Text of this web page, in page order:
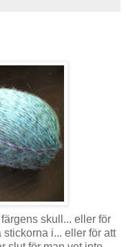
skull... eller för
stickorna i... eller för att